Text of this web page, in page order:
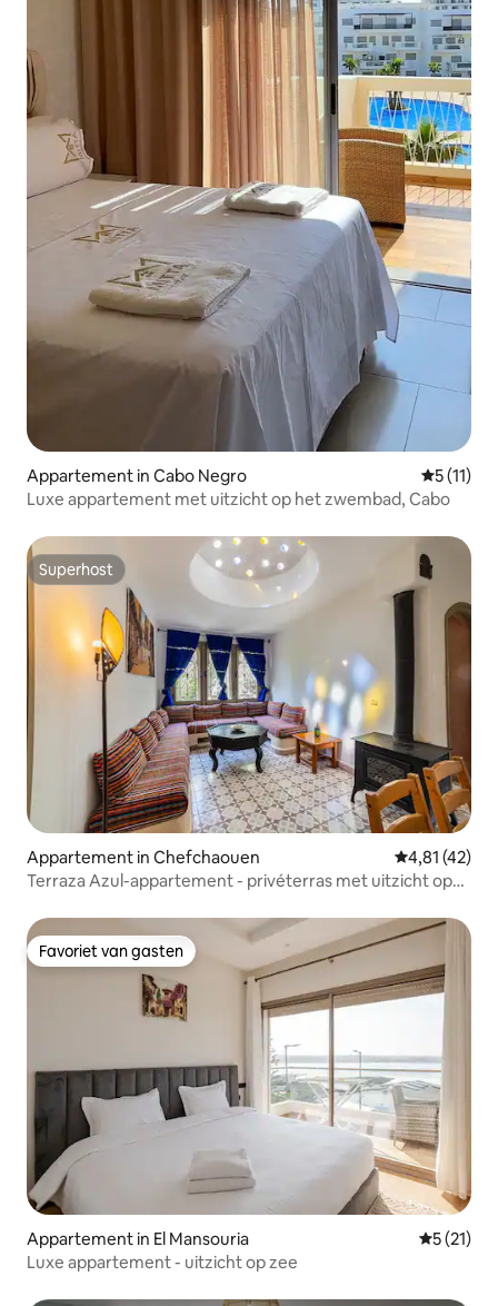
Appartement in Cabo Negro
5 (11)
Luxe appartement met uitzicht op het zwembad, Cabo
Superhost
Superhost
Appartement in Chefchaouen Gemiddelde
4,81 (42)
Terraza Azul-appartement - privéterras met uitzicht op
Favoriet van gasten
Favoriet van gasten
Appartement in El Mansouria
5 (21)
Luxe appartement - uitzicht op zee